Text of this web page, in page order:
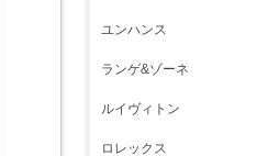
ユンハンス
ランゲ&ゾーネ
ルイヴィトン
ロレックス